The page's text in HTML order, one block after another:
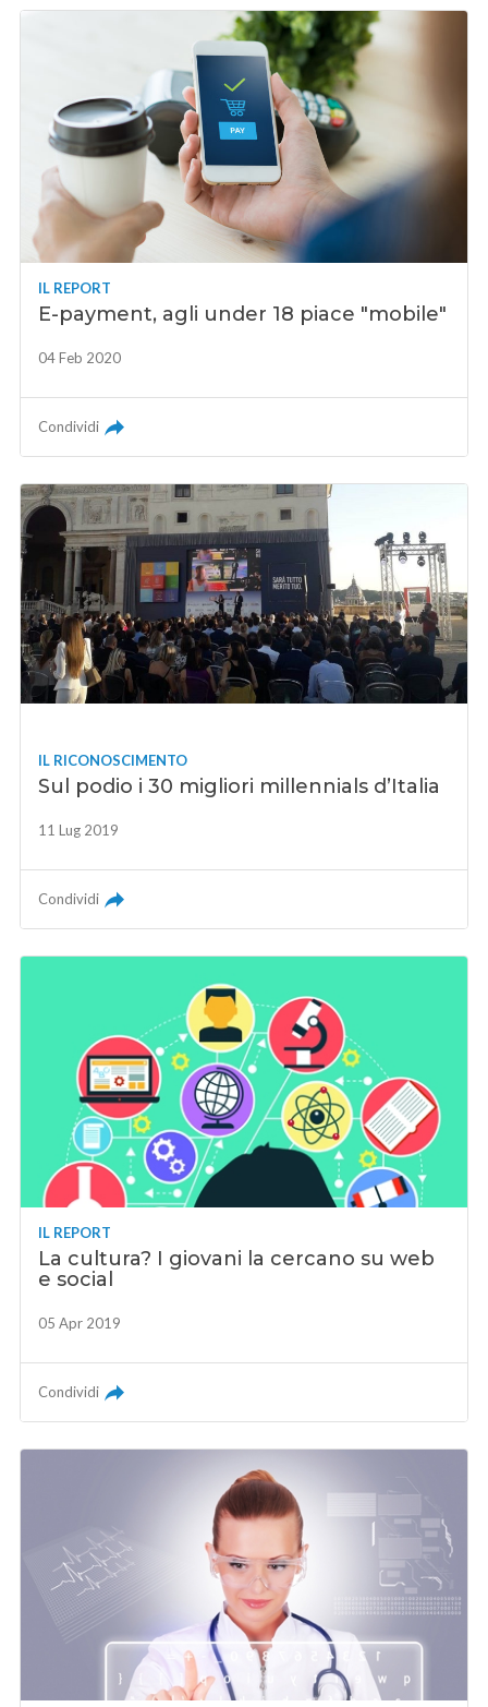
IL REPORT
E-payment, agli under 18 piace "mobile"
04 Feb 2020
Condividi
IL RICONOSCIMENTO
Sul podio i 30 migliori millennials d’Italia
11 Lug 2019
Condividi
IL REPORT
La cultura? I giovani la cercano su web
e social
05 Apr 2019
Condividi